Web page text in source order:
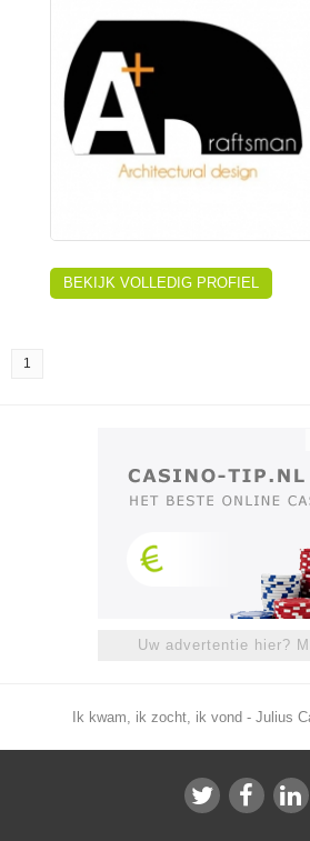
BEKIJK VOLLEDIG PROFIEL
1
Uw advertentie hier?
Ik kwam, ik zocht, ik vond - Julius